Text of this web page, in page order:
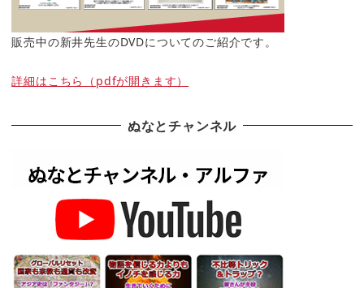
販売中の新井先生のDVDについてのご紹介です。
詳細はこちら（pdfが開きます）
ぬなとチャンネル